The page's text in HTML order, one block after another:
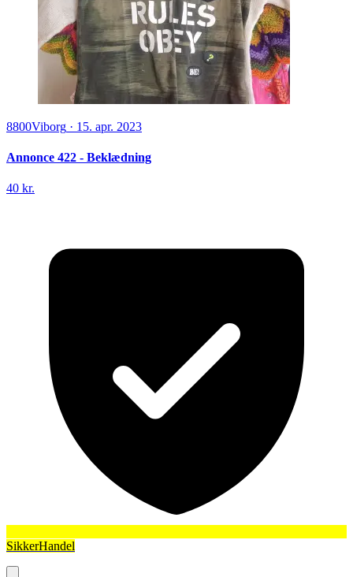
8800Viborg · 15. apr. 2023
Annonce 422 - Beklædning
40 kr.
SikkerHandel